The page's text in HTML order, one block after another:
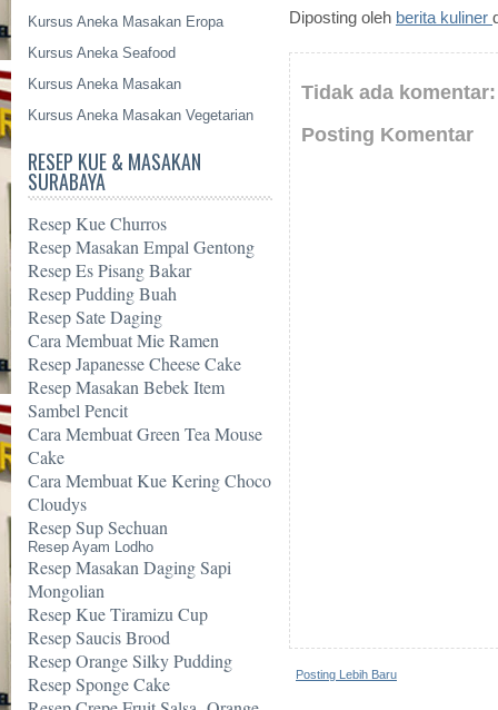
Kursus Aneka Masakan Eropa
Kursus Aneka Seafood
Kursus Aneka Masakan
Kursus Aneka Masakan Vegetarian
RESEP KUE & MASAKAN
SURABAYA
Resep Kue Churros
Resep Masakan Empal Gentong
Resep Es Pisang Bakar
Resep Pudding Buah
Resep Sate Daging
Cara Membuat Mie Ramen
Resep Japanesse Cheese Cake
Resep Masakan Bebek Item
Sambel Pencit
Cara Membuat Green Tea Mouse
Cake
Cara Membuat Kue Kering Choco
Cloudys
Resep Sup Sechuan
Resep Ayam Lodho
Resep Masakan Daging Sapi
Mongolian
Resep Kue Tiramizu Cup
Resep Saucis Brood
Resep Orange Silky Pudding
Resep Sponge Cake
Diposting oleh berita kuliner
Tidak ada komentar:
Posting Komentar
Posting Lebih Baru